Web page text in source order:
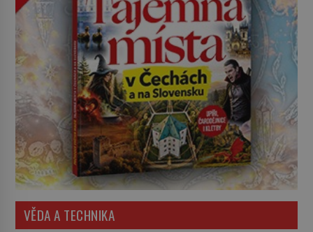
VĚDA A TECHNIKA